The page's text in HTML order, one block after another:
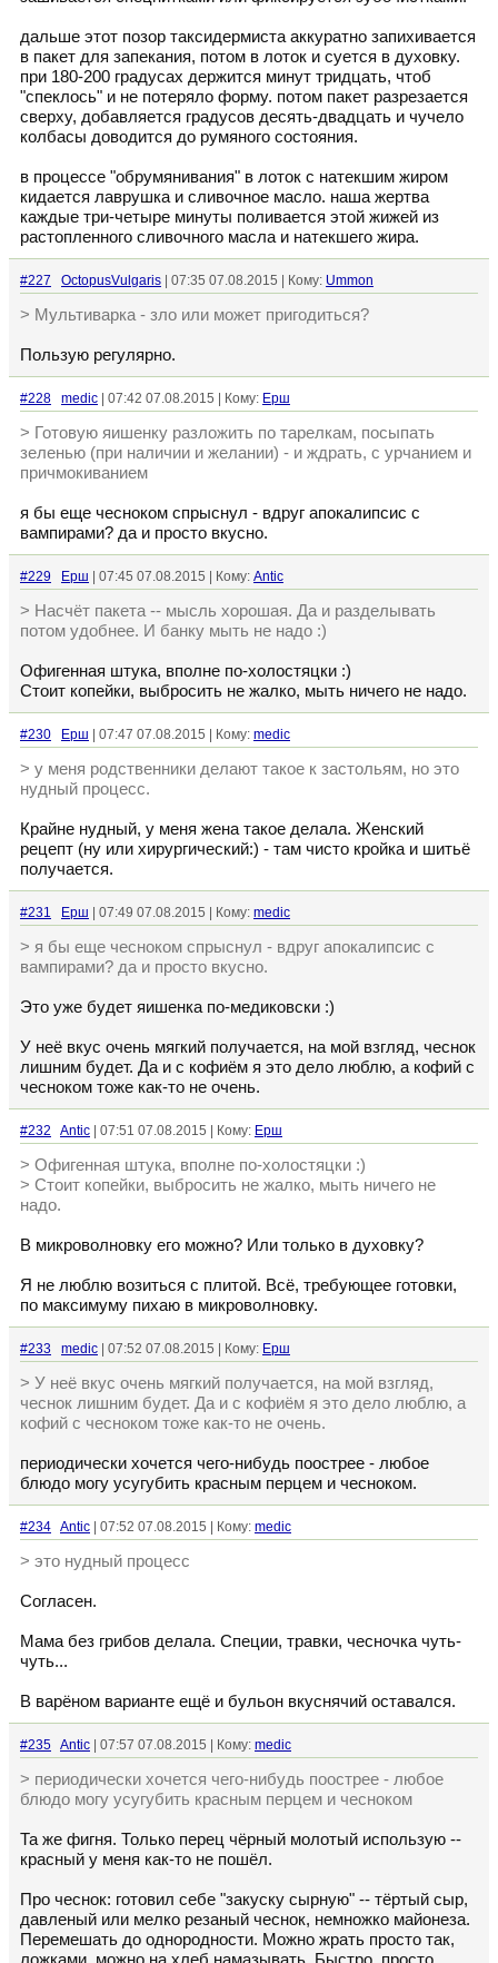
дальше этот позор таксидермиста аккуратно запихивается
в пакет для запекания, потом в лоток и суется в духовку.
при 180-200 градусах держится минут тридцать, чтоб
"спеклось" и не потеряло форму. потом пакет разрезается
сверху, добавляется градусов десять-двадцать и чучело
колбасы доводится до румяного состояния.
в процессе "обрумянивания" в лоток с натекшим жиром
кидается лаврушка и сливочное масло. наша жертва
каждые три-четыре минуты поливается этой жижей из
растопленного сливочного масла и натекшего жира.
#227 OctopusVulgaris | 07:35 07.08.2015 | Кому: Ummon
> Мультиварка - зло или может пригодиться?
Пользую регулярно.
#228 medic | 07:42 07.08.2015 | Кому: Ерш
> Готовую яишенку разложить по тарелкам, посыпать
зеленью (при наличии и желании) - и ждрать, с урчанием и
причмокиванием
я бы еще чесноком спрыснул - вдруг апокалипсис с
вампирами? да и просто вкусно.
#229 Ерш | 07:45 07.08.2015 | Кому: Antic
> Насчёт пакета -- мысль хорошая. Да и разделывать
потом удобнее. И банку мыть не надо :)
Офигенная штука, вполне по-холостяцки :)
Стоит копейки, выбросить не жалко, мыть ничего не надо.
#230 Ерш | 07:47 07.08.2015 | Кому: medic
> у меня родственники делают такое к застольям, но это
нудный процесс.
Крайне нудный, у меня жена такое делала. Женский
рецепт (ну или хирургический:) - там чисто кройка и шитьё
получается.
#231 Ерш | 07:49 07.08.2015 | Кому: medic
> я бы еще чесноком спрыснул - вдруг апокалипсис с
вампирами? да и просто вкусно.
Это уже будет яишенка по-медиковски :)
У неё вкус очень мягкий получается, на мой взгляд, чеснок
лишним будет. Да и с кофиём я это дело люблю, а кофий с
чесноком тоже как-то не очень.
#232 Antic | 07:51 07.08.2015 | Кому: Ерш
> Офигенная штука, вполне по-холостяцки :)
> Стоит копейки, выбросить не жалко, мыть ничего не
надо.
В микроволновку его можно? Или только в духовку?
Я не люблю возиться с плитой. Всё, требующее готовки,
по максимуму пихаю в микроволновку.
#233 medic | 07:52 07.08.2015 | Кому: Ерш
> У неё вкус очень мягкий получается, на мой взгляд,
чеснок лишним будет. Да и с кофиём я это дело люблю, а
кофий с чесноком тоже как-то не очень.
периодически хочется чего-нибудь поострее - любое
блюдо могу усугубить красным перцем и чесноком.
#234 Antic | 07:52 07.08.2015 | Кому: medic
> это нудный процесс
Согласен.
Мама без грибов делала. Специи, травки, чесночка чуть-
чуть...
В варёном варианте ещё и бульон вкуснячий оставался.
#235 Antic | 07:57 07.08.2015 | Кому: medic
> периодически хочется чего-нибудь поострее - любое
блюдо могу усугубить красным перцем и чесноком
Та же фигня. Только перец чёрный молотый использую --
красный у меня как-то не пошёл.
Про чеснок: готовил себе "закуску сырную" -- тёртый сыр,
давленый или мелко резаный чеснок, немножко майонеза.
Перемешать до однородности. Можно жрать просто так,